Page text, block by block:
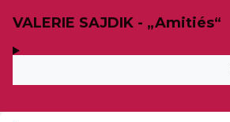
VALERIE SAJDIK - „Amitiés“